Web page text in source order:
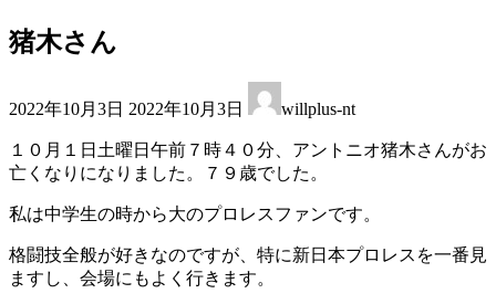
猪木さん
2022年10月3日 終
更
新
日
時
2022年10月3日 willplus-nt
１０月１日土曜日午前７時４０分、アントニオ猪木さんがお
亡くなりになりました。７９歳でした。
私は中学生の時から大のプロレスファンです。
格闘技全般が好きなのですが、特に新日本プロレスを一番見
ますし、会場にもよく行きます。